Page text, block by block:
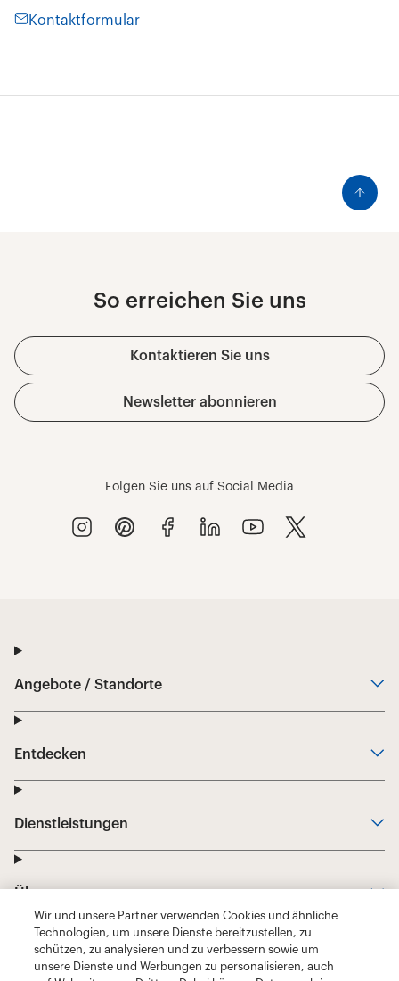
Wir und unsere Partner verwenden Cookies und ähnliche
Technologien, um unsere Dienste bereitzustellen, zu
schützen, zu analysieren und zu verbessern sowie um
unsere Dienste und Werbungen zu personalisieren, auch